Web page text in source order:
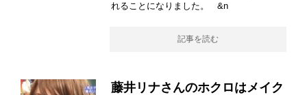
れることになりました。 &n
記事を読む
藤井リナさんのホクロはメイク